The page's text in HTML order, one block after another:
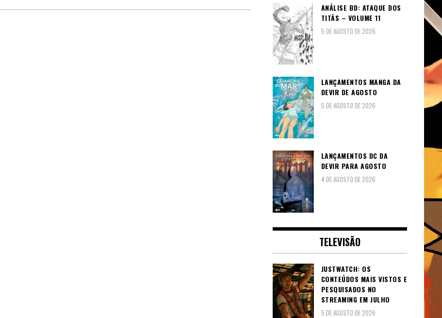
ANÁLISE BD: ATAQUE DOS
TITÃS – VOLUME 11
5 DE AGOSTO DE 2026
LANÇAMENTOS MANGA DA
DEVIR DE AGOSTO
5 DE AGOSTO DE 2026
LANÇAMENTOS DC DA
DEVIR PARA AGOSTO
4 DE AGOSTO DE 2026
TELEVISÃO
JUSTWATCH: OS
CONTEÚDOS MAIS VISTOS E
PESQUISADOS NO
STREAMING EM JULHO
5 DE AGOSTO DE 2026